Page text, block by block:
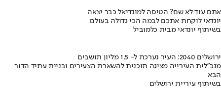
אתם עוד לא שם? הטיסה למונדיאל כבר יצאה
יונדאי לוקחת אתכם לבמה הכי גדולה בעולם
בשיתוף יונדאי מבית כלמוביל
ירושלים 2040: העיר נערכת ל- 1.5 מליון תושבים
מנכ"לית העירייה מציגה תוכנית להשארת הצעירים ובניית עתיד הדור
הבא
בשיתוף עיריית ירושלים